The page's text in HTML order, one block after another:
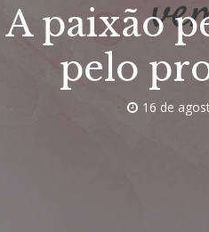
A paixão
pelo
16 de